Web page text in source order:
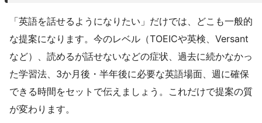
「英語を話せるようになりたい」だけでは、どこも一般的
な提案になります。今のレベル（TOEICや英検、Versant
など）、読めるが話せないなどの症状、過去に続かなかっ
た学習法、3か月後・半年後に必要な英語場面、週に確保
できる時間をセットで伝えましょう。これだけで提案の質
が変わります。